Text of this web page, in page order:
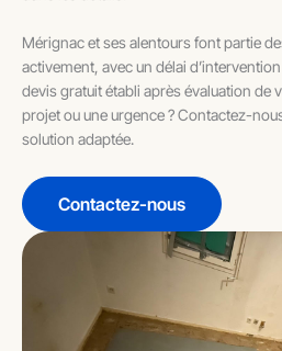
Mérignac et ses alentours font partie
activement, avec un délai
devis gratuit établi après évaluation de
projet ou une urgence ? Contactez-
solution adaptée.
Contactez-nous